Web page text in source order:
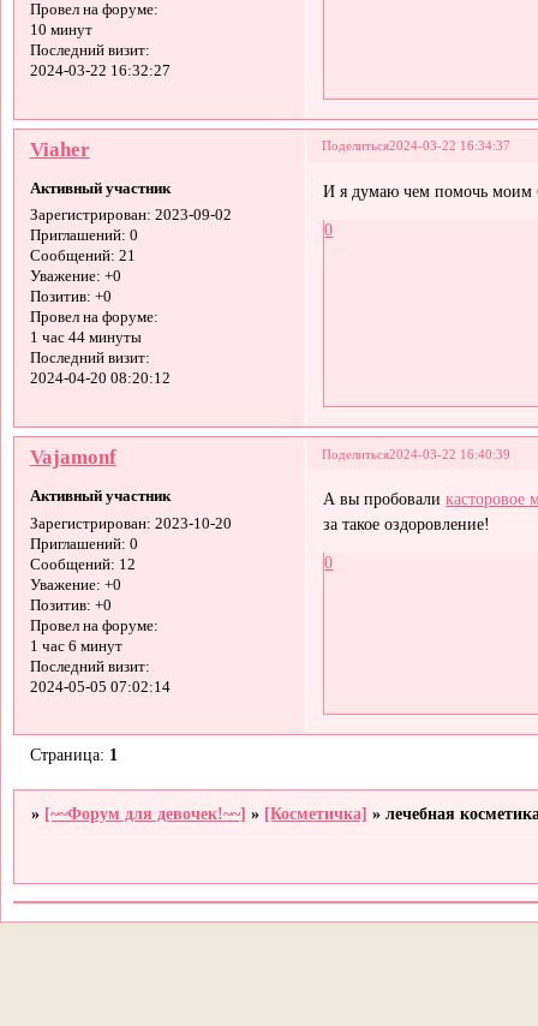
Провел на форуме:
10 минут
Последний визит:
2024-03-22 16:32:27
Поделиться2024-03-22 16:34:37
Viaher
Активный участник
Зарегистрирован: 2023-09-02
Приглашений: 0
Сообщений: 21
Уважение: +0
Позитив: +0
Провел на форуме:
1 час 44 минуты
Последний визит:
2024-04-20 08:20:12
И я думаю чем помочь моим
0
Поделиться2024-03-22 16:40:39
Vajamonf
Активный участник
Зарегистрирован: 2023-10-20
Приглашений: 0
Сообщений: 12
Уважение: +0
Позитив: +0
Провел на форуме:
1 час 6 минут
Последний визит:
2024-05-05 07:02:14
А вы пробоваликасторовое
за такое оздоровление!
0
Страница: 1
» [~~Форум для девочек!~~] » [Косметичка] »лечебная